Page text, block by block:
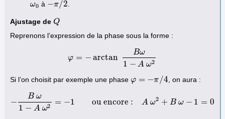
ω0
ω0 à −π/2
−π/2
Ajustage de Q
Q
Reprenons l’expression de la phase sous la forme :
φ = − arctan
Bω
1 − A ω2
φ =−arctan Bω1−A ω2
Si l’on choisit par exemple une phase φ = −π/4
φ= −π/4 , on aura :
−
B ω
1 − A ω2 = −1 ou encore : A ω2 + B ω − 1 = 0
−B ω1 −A −1ou encore : ω2 +B ω− 1= 0